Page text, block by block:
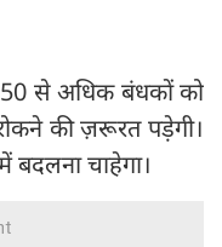
50 से अधिक बंधकों को
की ज़रूरत पड़ेगी।
बदलना चाहेगा।